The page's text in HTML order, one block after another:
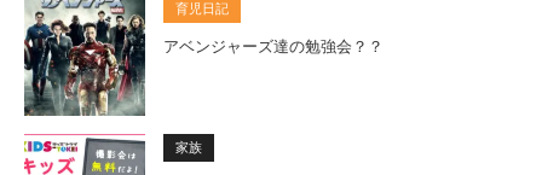
育児日記
アベンジャーズ達の勉強会？？
家族